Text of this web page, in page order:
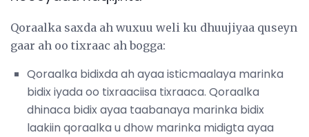
Qoraalka saxda ah wuxuu weli ku dhuujiyaa quseyn
gaar ah oo tixraac ah bogga:
Qoraalka bidixda ah ayaa isticmaalaya marinka
bidix iyada oo tixraaciisa tixraaca. Qoraalka
dhinaca bidix ayaa taabanaya marinka bidix
laakiin qoraalka u dhow marinka midigta ayaa